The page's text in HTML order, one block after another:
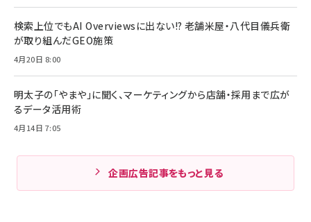
検索上位でもAI Overviewsに出ない!? 老舗米屋・八代目儀兵衛
が取り組んだGEO施策
4月20日 8:00
明太子の「やまや」に聞く、マーケティングから店舗・採用まで広が
るデータ活用術
4月14日 7:05
企画広告記事をもっと見る